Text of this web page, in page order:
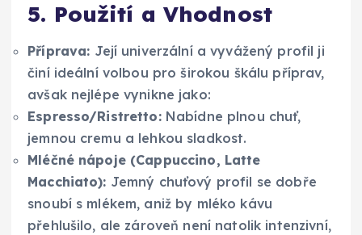
5. Použití a Vhodnost
Příprava: Její univerzální a vyvážený profil ji
činí ideální volbou pro širokou škálu příprav,
avšak nejlépe vynikne jako:
Espresso/Ristretto:Nabídne plnou chuť,
jemnou cremu a lehkou sladkost.
Mléčné nápoje (Cappuccino, Latte
Macchiato): Jemný chuťový profil se dobře
snoubí s mlékem, aniž by mléko kávu
přehlušilo, ale zároveň není natolik intenzivní,